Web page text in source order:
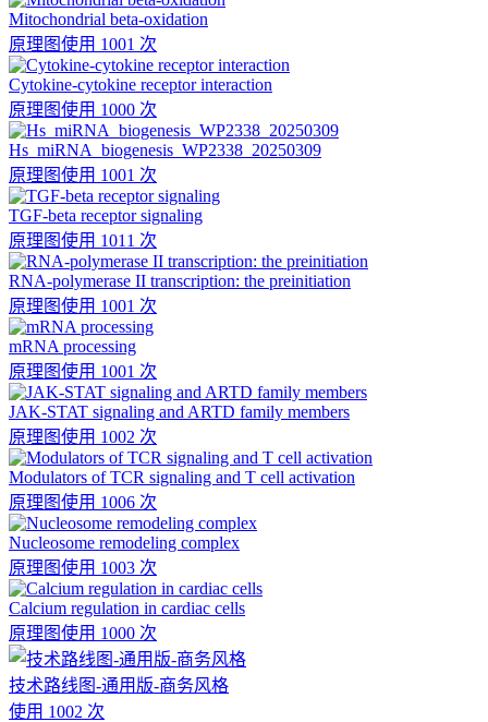
Mitochondrial beta-oxidation
原理图使用 1001 次
Cytokine-cytokine receptor interaction
原理图使用 1000 次
Hs_miRNA_biogenesis_WP2338_20250309
原理图使用 1001 次
TGF-beta receptor signaling
原理图使用 1011 次
RNA-polymerase II transcription: the preinitiation
原理图使用 1001 次
mRNA processing
原理图使用 1001 次
JAK-STAT signaling and ARTD family members
原理图使用 1002 次
Modulators of TCR signaling and T cell activation
原理图使用 1006 次
Nucleosome remodeling complex
原理图使用 1003 次
Calcium regulation in cardiac cells
原理图使用 1000 次
技术路线图-通用版-商务风格
使用 1002 次